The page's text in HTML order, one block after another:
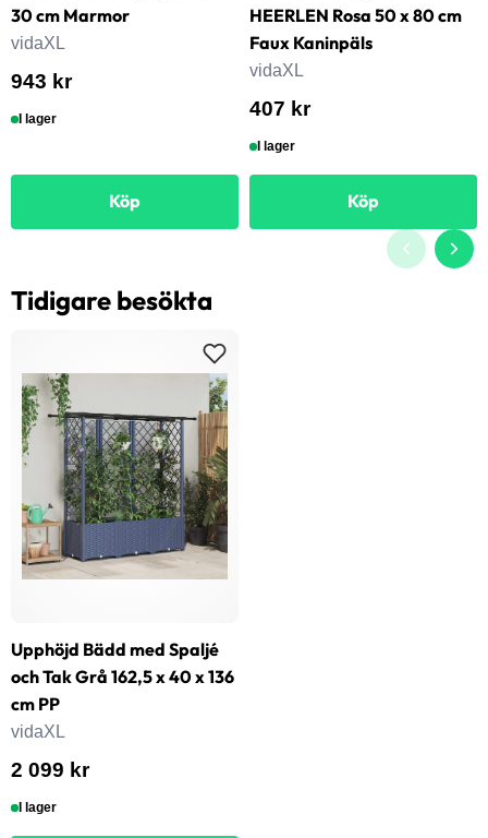
30 cm Marmor
vidaXL
943 kr
I lager
Köp
HEERLEN Rosa 50 x 80 cm
Faux Kaninpäls
vidaXL
407 kr
I lager
Köp
Tidigare besökta
Upphöjd Bädd med Spaljé
och Tak Grå 162,5 x 40 x 136
cm PP
vidaXL
2 099 kr
I lager